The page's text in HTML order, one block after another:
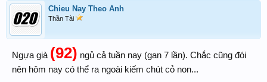
Chieu Nay Theo Anh
Thần Tài
Ngựa già (92) ngủ cả tuần nay (gan 7 lần). Chắc cũng đói
nên hôm nay có thể ra ngoài kiếm chút cỏ non...